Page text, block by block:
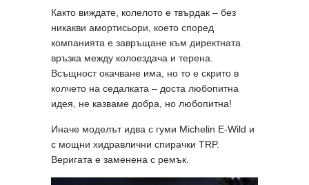
Както виждате, колелото е твърдак – без
никакви амортисьори, което според
компанията е завръщане към директната
връзка между колоездача и терена.
Всъщност окачване има, но то е скрито в
колчето на седалката – доста любопитна
идея, не казваме добра, но любопитна!
Иначе моделът идва с гуми Michelin E-Wild и
с мощни хидравлични спирачки TRP.
Веригата е заменена с ремък.